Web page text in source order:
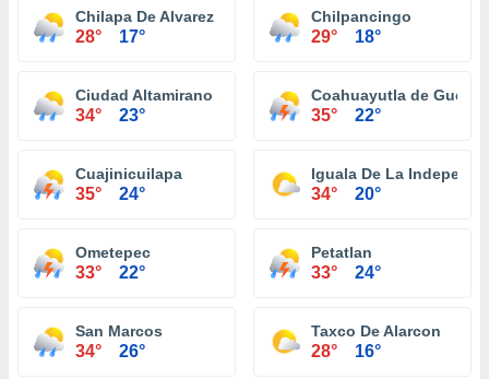
Chilapa De Alvarez
28° 17°
Chilpancingo
29° 18°
Ciudad Altamirano
34° 23°
Coahuayutla de
35° 22°
Cuajinicuilapa
35° 24°
Iguala De La
34° 20°
Ometepec
33° 22°
Petatlan
33° 24°
San Marcos
34° 26°
Taxco De Alarcon
28° 16°